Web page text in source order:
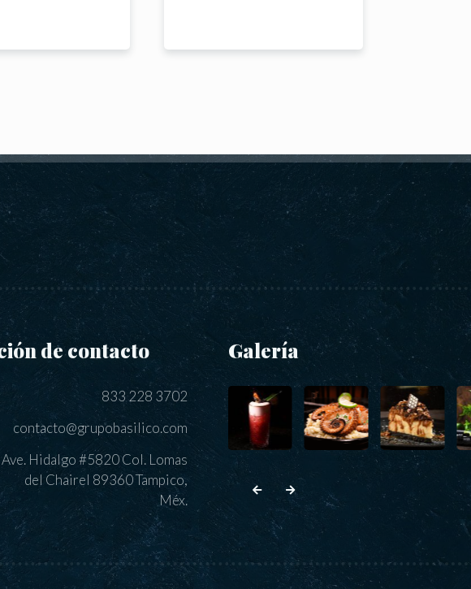
de contacto
833 228 3702
contacto@grupobasilico.com
Ave. Hidalgo #5820 Col. Lomas
del Chairel 89360 Tampico,
Méx.
Galería